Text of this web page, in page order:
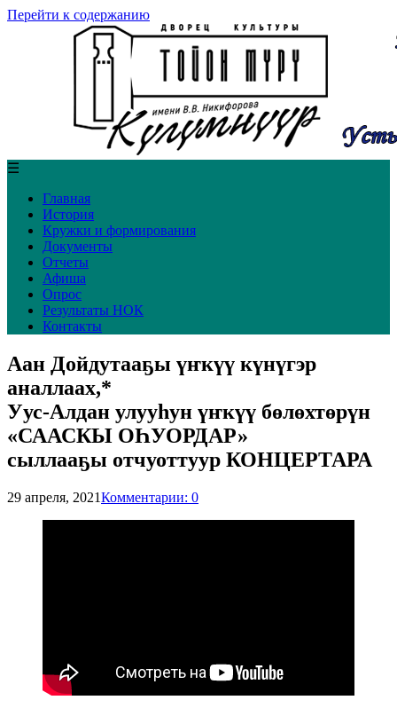
Перейти к содержанию
☰
Главная
История
Кружки и формирования
Документы
Отчеты
Афиша
Опрос
Результаты НОК
Контакты
Аан Дойдутааҕы үҥкүү күнүгэр
аналлаах,*
Уус-Алдан улууһун үҥкүү бөлөхтөрүн
«СААСКЫ ОҺУОРДАР»
сыллааҕы отчуоттуур КОНЦЕРТАРА
29 апреля, 2021Комментарии: 0